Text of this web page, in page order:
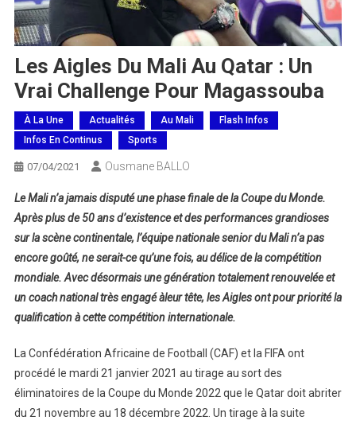
Les Aigles Du Mali Au Qatar : Un
Vrai Challenge Pour Magassouba
À La Une Actualités Au Mali
Flash Infos
Infos En Continus
Sports
07/04/2021 Ousmane BALLO
Le Mali n’a jamais disputé une phase finale de la Coupe du Monde.
Après plus de 50 ans d’existence et des performances grandioses
sur la scène continentale, l’équipe nationale senior du Mali n’a pas
encore goûté, ne serait-ce qu’une fois, au délice de la compétition
mondiale. Avec désormais une génération totalement renouvelée et
un coach national très engagé àleur tête, les Aigles ont pour priorité la
qualification à cette compétition internationale.
La Confédération Africaine de Football (CAF) et la FIFA ont
procédé le mardi 21 janvier 2021 au tirage au sort des
éliminatoires de la Coupe du Monde 2022 que le Qatar doit abriter
du 21 novembre au 18 décembre 2022. Un tirage à la suite